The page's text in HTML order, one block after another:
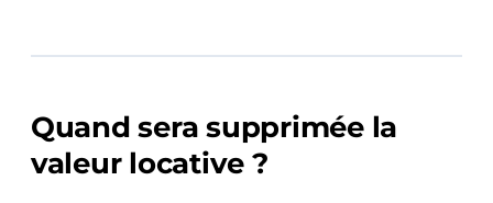
Quand sera supprimée la
valeur locative ?